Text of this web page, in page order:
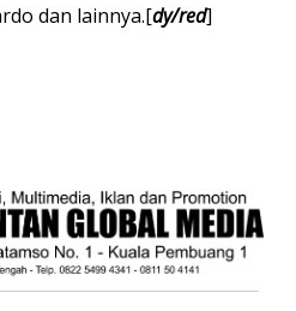
dan lainnya.[dy/red]